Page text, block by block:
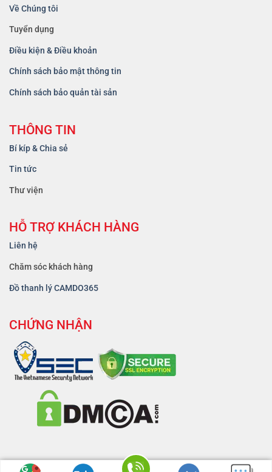
Về Chúng tôi
Tuyển dụng
Điều kiện & Điều khoản
Chính sách bảo mật thông tin
Chính sách bảo quản tài sản
THÔNG TIN
Bí kíp & Chia sẻ
Tin tức
Thư viện
HỖ TRỢ KHÁCH HÀNG
Liên hệ
Chăm sóc khách hàng
Đồ thanh lý CAMDO365
CHỨNG NHẬN